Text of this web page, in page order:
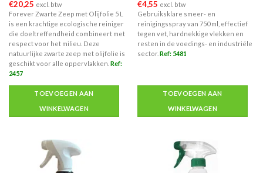
€20,25 excl. btw
Forever Zwarte Zeep met Olijfolie 5 L
is een krachtige ecologische reiniger
die doeltreffendheid combineert met
respect voor het milieu. Deze
natuurlijke zwarte zeep met olijfolie is
geschikt voor alle oppervlakken. Ref:
2457
TOEVOEGEN AAN
WINKELWAGEN
€4,55 excl. btw
Gebruiksklare smeer- en
reinigingsspray van 750 ml, effectief
tegen vet, hardnekkige vlekken en
resten in de voedings- en industriële
sector. Ref: 5481
TOEVOEGEN AAN
WINKELWAGEN